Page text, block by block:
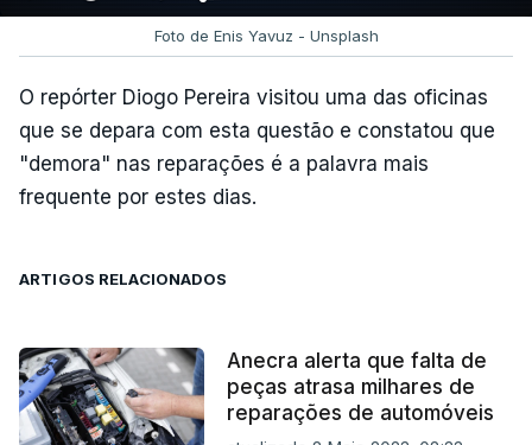
Foto de Enis Yavuz - Unsplash
O repórter Diogo Pereira visitou uma das oficinas
que se depara com esta questão e constatou que
"demora" nas reparações é a palavra mais
frequente por estes dias.
ARTIGOS RELACIONADOS
Anecra alerta que falta de
peças atrasa milhares de
reparações de automóveis